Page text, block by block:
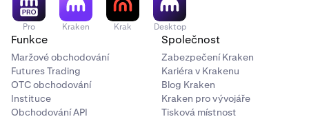
Pro Kraken Krak Desktop
Funkce
Maržové obchodování
Futures Trading
OTC obchodování
Instituce
Obchodování API
Společnost
Zabezpečení Kraken
Kariéra v Krakenu
Blog Kraken
Kraken pro vývojáře
Tisková místnost